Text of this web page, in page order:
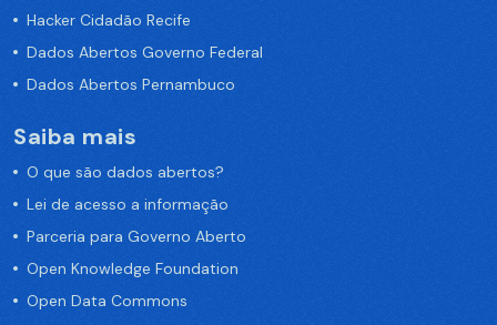
Hacker Cidadão Recife
Dados Abertos Governo Federal
Dados Abertos Pernambuco
Saiba mais
O que são dados abertos?
Lei de acesso a informação
Parceria para Governo Aberto
Open Knowledge Foundation
Open Data Commons